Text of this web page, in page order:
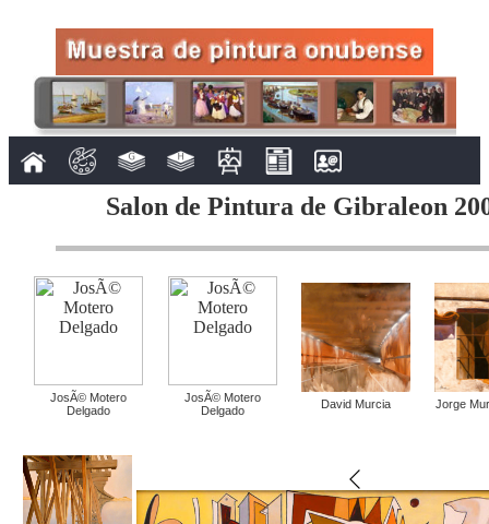
Salon de Pintura de Gibraleon
JosÃ© Motero
Delgado
JosÃ© Motero
Delgado
David Murcia Jorge